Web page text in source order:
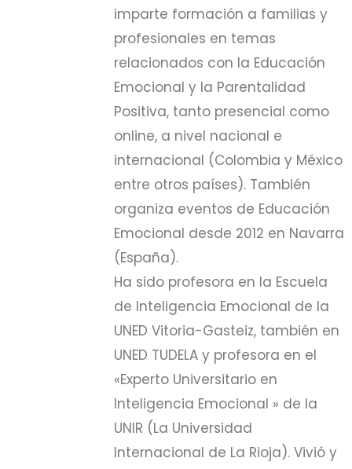
imparte formación a familias y
profesionales en temas
relacionados con la Educación
Emocional y la Parentalidad
Positiva, tanto presencial como
online, a nivel nacional e
internacional (Colombia y México
entre otros países). También
organiza eventos de Educación
Emocional desde 2012 en Navarra
(España).
Ha sido profesora en la Escuela
de Inteligencia Emocional de la
UNED Vitoria-Gasteiz, también en
UNED TUDELA y profesora en el
«Experto Universitario en
Inteligencia Emocional » de la
UNIR (La Universidad
Internacional de La Rioja). Vivió y